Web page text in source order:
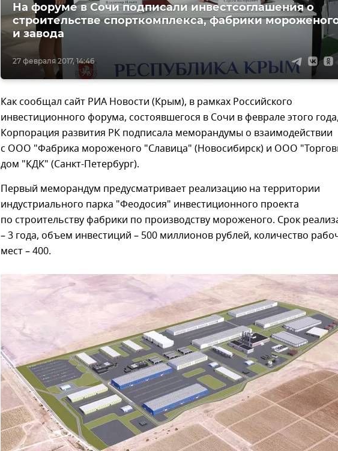
27 февраля 2017, 14:46
На форуме в Сочи подписали инвестсоглашения о
строительстве спорткомплекса, фабрики
и завода
Как сообщал сайт РИА Новости (Крым), в рамках Российского
инвестиционного форума, состоявшегося в Сочи в феврале этого
Корпорация развития РК подписала меморандумы о взаимодействии
с ООО "Фабрика мороженого "Славица" (Новосибирск) и ООО
дом "КДК" (Санкт-Петербург).
Первый меморандум предусматривает реализацию на территории
индустриального парка "Феодосия" инвестиционного проекта
по строительству фабрики по производству мороженого. Срок
– 3 года, объем инвестиций – 500 миллионов рублей, количество
мест – 400.